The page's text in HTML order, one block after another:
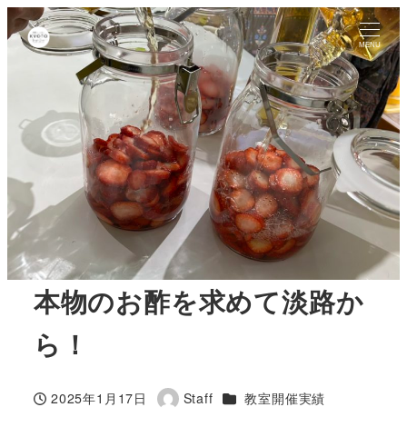
MENU
本物のお酢を求めて淡路か
ら！
投稿日
2025年1月17日
著
Staff カテゴリー
教室開催実績